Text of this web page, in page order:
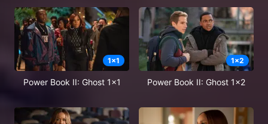
1x1
Power Book II: Ghost 1x1
1x2
Power Book II: Ghost 1x2